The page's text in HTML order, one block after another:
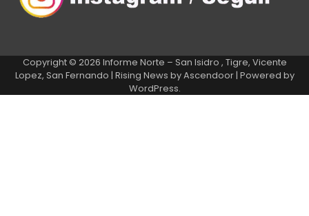
Copyright © 2026 Informe Norte – San Isidro , Tigre, Vicente
Lopez, San Fernando | Rising News byAscendoor| Powered by
WordPress.